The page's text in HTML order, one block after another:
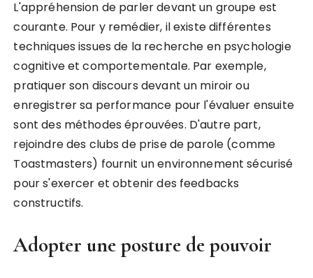
L'appréhension de parler devant un groupe est
courante. Pour y remédier, il existe différentes
techniques issues de la recherche en psychologie
cognitive et comportementale. Par exemple,
pratiquer son discours devant un miroir ou
enregistrer sa performance pour l'évaluer ensuite
sont des méthodes éprouvées. D'autre part,
rejoindre des clubs de prise de parole (comme
Toastmasters) fournit un environnement sécurisé
pour s'exercer et obtenir des feedbacks
constructifs.
Adopter une posture de pouvoir